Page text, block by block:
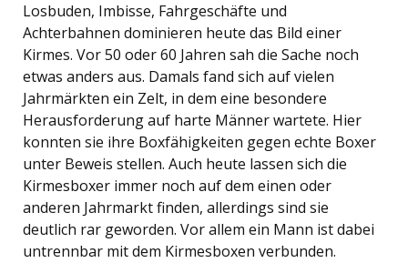
Losbuden, Imbisse, Fahrgeschäfte und
Achterbahnen dominieren heute das Bild einer
Kirmes. Vor 50 oder 60 Jahren sah die Sache noch
etwas anders aus. Damals fand sich auf vielen
Jahrmärkten ein Zelt, in dem eine besondere
Herausforderung auf harte Männer wartete. Hier
konnten sie ihre Boxfähigkeiten gegen echte Boxer
unter Beweis stellen. Auch heute lassen sich die
Kirmesboxer immer noch auf dem einen oder
anderen Jahrmarkt finden, allerdings sind sie
deutlich rar geworden. Vor allem ein Mann ist dabei
untrennbar mit dem Kirmesboxen verbunden.